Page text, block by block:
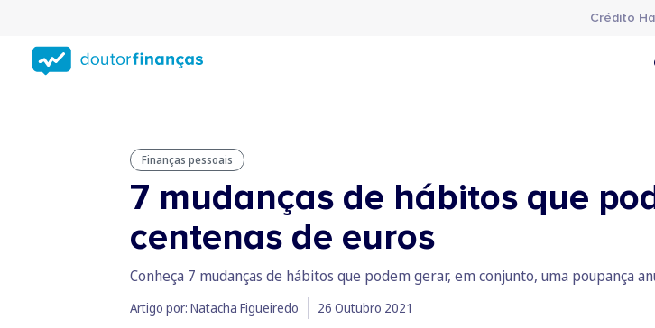
conteúdo
principal
Crédito
Finanças pessoais
7 mudanças de hábitos que
centenas de euros
Conheça 7 mudanças de hábitos que podem gerar, em conjunto, uma poupança
Artigo por: Natacha Figueiredo 26 Outubro 2021